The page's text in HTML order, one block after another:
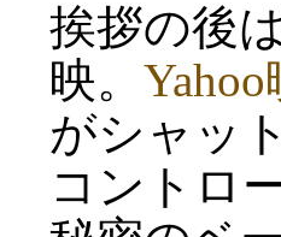
挨拶の後
映。
がシャッ
コントロ